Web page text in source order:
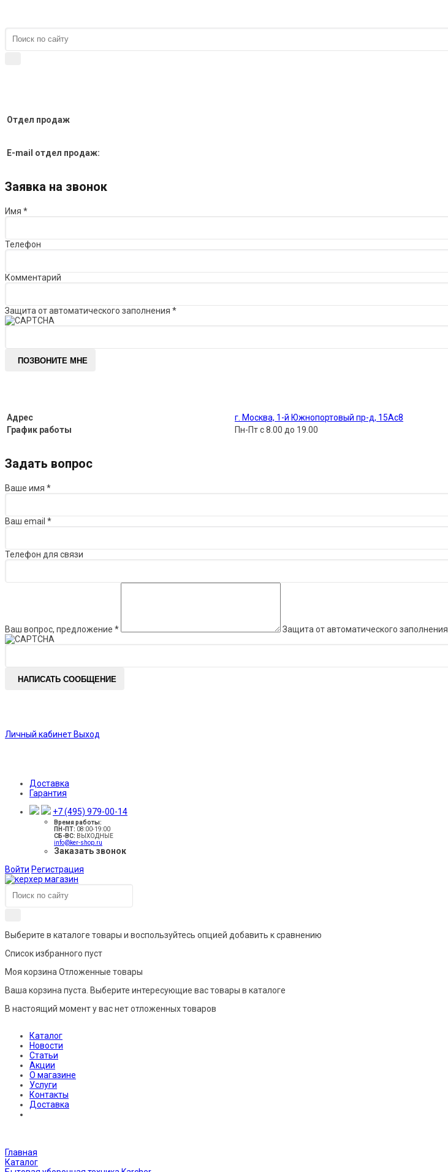
Отдел продаж
E-mail отдел продаж:
Заявка на звонок
Имя *
Телефон
Комментарий
Защита от автоматического заполнения *
ПОЗВОНИТЕ МНЕ
Адрес
г. Москва, 1-й Южнопортовый пр-д, 15Ас8
График работы
Пн-Пт с 8.00 до 19.00
Задать вопрос
Ваше имя *
Ваш email *
Телефон для связи
Ваш вопрос, предложение * Защита от автоматического заполнения
НАПИСАТЬ СООБЩЕНИЕ
Личный кабинет Выход
Доставка
Гарантия
+7 (495) 979-00-14
Время работы:
ПН-ПТ: 08:00-19:00
CБ-ВС: ВЫХОДНЫЕ
info@ker-shop.ru
Заказать звонок
Войти Регистрация
Выберите в каталоге товары и воспользуйтесь опцией добавить к сравнению
Список избранного пуст
Моя корзина Отложенные товары
Ваша корзина пуста. Выберите интересующие вас товары в каталоге
В настоящий момент у вас нет отложенных товаров
Каталог
Новости
Статьи
Акции
О магазине
Услуги
Контакты
Доставка
Главная
Каталог